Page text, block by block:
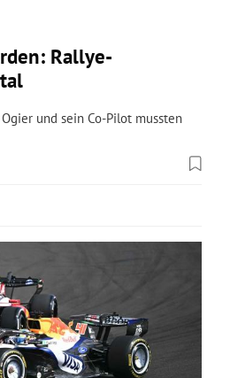
Rallye-
und sein Co-Pilot mussten